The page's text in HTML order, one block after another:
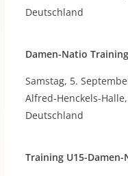
Deutschland
Damen-Natio Training
Samstag, 5.
Alfred-Henckels-
Deutschland
Training U15-